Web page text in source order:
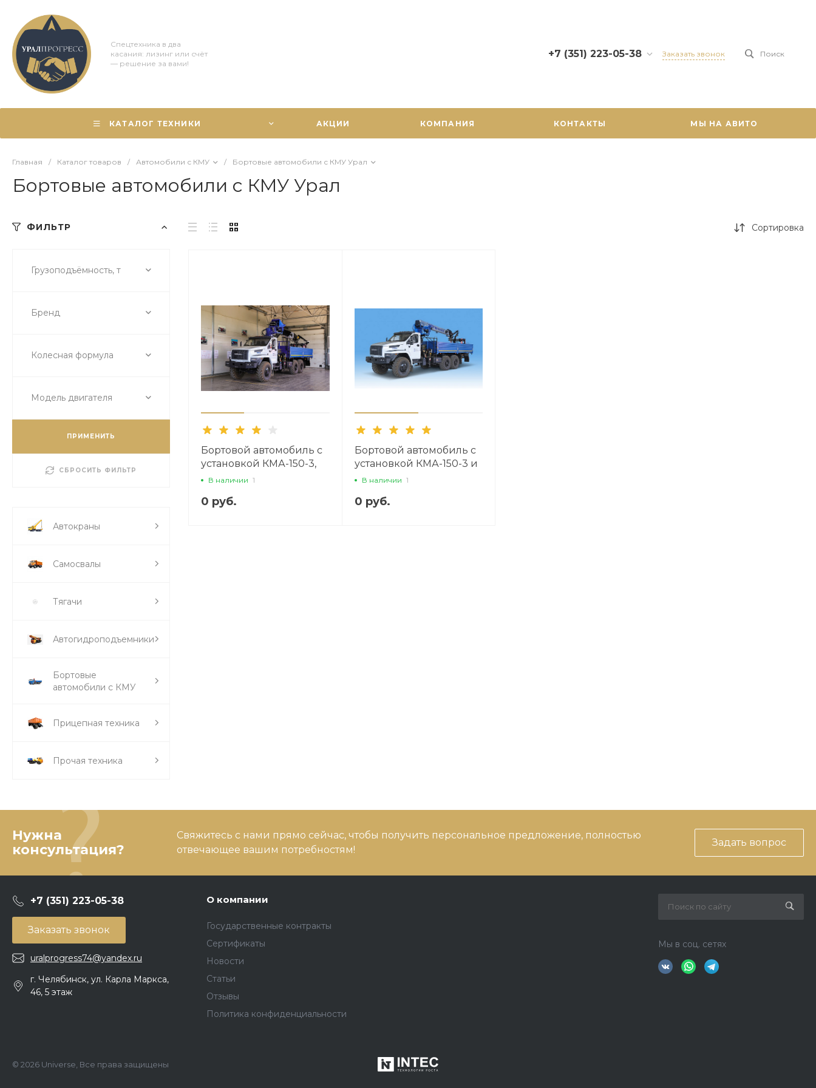
Спецтехника в два
касания: лизинг или счёт
— решение за вами!
+7 (351) 223-05-38
09:00 - 18:00 Пн - Пт
Выходной Сб - Вс
Заказать звонок Поиск
КАТАЛОГ ТЕХНИКИ АКЦИИ КОМПАНИЯ КОНТАКТЫ МЫ НА АВИТО
Главная / Каталог товаров / Автомобили с КМУ / Бортовые автомобили с КМУ Урал
Бортовые автомобили с КМУ Урал
ФИЛЬТР
Грузоподъёмность, т
Бренд
Колесная формула
Модель двигателя
ПРИМЕНИТЬ
СБРОСИТЬ ФИЛЬТР
Автокраны
Самосвалы
Тягачи
Автогидроподъемники
Бортовые
автомобили с КМУ
Прицепная техника
Прочая техника
Сортировка
Бортовой автомобиль с
установкой КМА-150-3,
буром и люлькой
В наличии 1
0 руб.
Бортовой автомобиль с
установкой КМА-150-3 и
люлькой
В наличии 1
0 руб.
Нужна
консультация?
Свяжитесь с нами прямо сейчас, чтобы получить персональное предложение, полностью
отвечающее вашим потребностям!
Задать вопрос
+7 (351) 223-05-38
Заказать звонок
uralprogress74@yandex.ru
г. Челябинск, ул. Карла Маркса,
46, 5 этаж
О компании
Государственные контракты
Сертификаты
Новости
Статьи
Отзывы
Политика конфиденциальности
Мы в соц. сетях
© 2026 Universe, Все права защищены